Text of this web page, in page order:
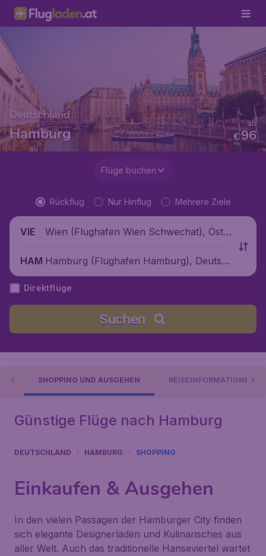
Deutschland
Hamburg €96
ab
Flüge buchen
Rückflug Nur Hinflug Mehrere Ziele
VIE
Wien (Flughafen Wien Schwechat), Öste
HAM Hamburg (Flughafen Hamburg), Deutsc
hland
Direktflüge
Suchen
SHOPPING UND AUSGEHEN REISEINFORMATIONEN
Günstige Flüge nach Hamburg
DEUTSCHLAND HAMBURG SHOPPING
Einkaufen & Ausgehen
In den vielen Passagen der Hamburger City finden
sich elegante Designerläden und Kulinarisches aus
aller Welt. Auch das traditionelle Hanseviertel wartet